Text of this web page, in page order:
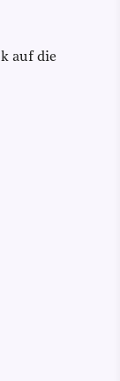
auf die